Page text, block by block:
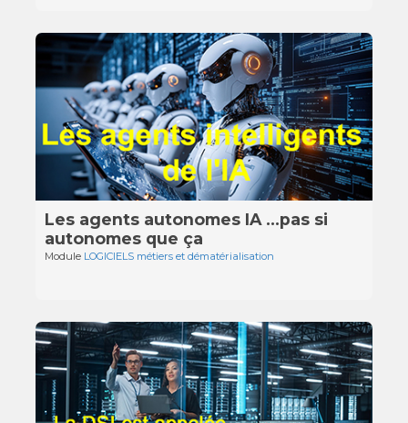
Les agents autonomes IA …pas si
autonomes que ça
Module LOGICIELS métiers et dématérialisation